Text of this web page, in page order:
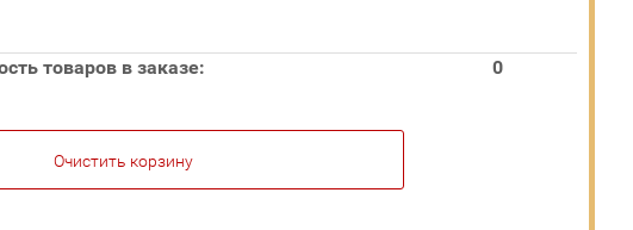
товаров в заказе: 0
Очистить корзину